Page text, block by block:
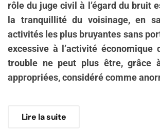
rôle du juge civil à l’égard du bruit
la tranquillité du voisinage, en
activités les plus bruyantes sans
excessive à l’activité économique
trouble ne peut plus être, grâce
appropriées, considéré comme
Lire la suite